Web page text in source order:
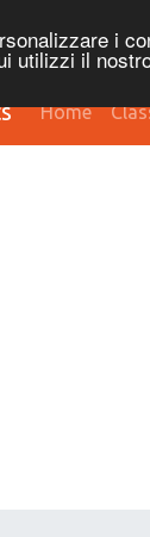
i
utilizzi il
Home